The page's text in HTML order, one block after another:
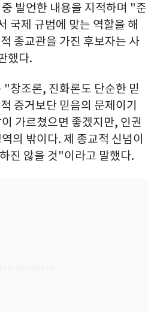
발언한 내용을 지적하며 "준
국제 규범에 맞는 역할을 해
종교관을 가진 후보자는 사
했다.
"창조론, 진화론도 단순한 믿
증거보단 믿음의 문제이기
가르쳤으면 좋겠지만, 인권
의 밖이다. 제 종교적 신념이
진 않을 것"이라고 말했다.